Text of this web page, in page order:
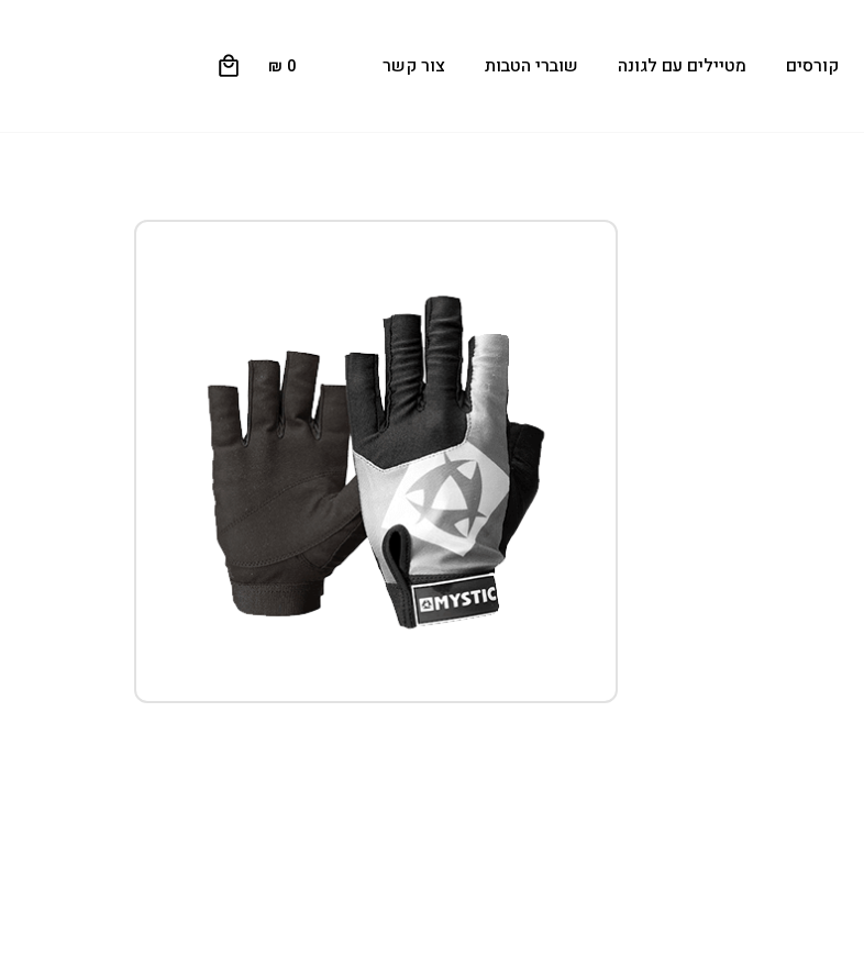
קורסים מטיילים עם לגונה שוברי הטבות צור קשר ₪ 0